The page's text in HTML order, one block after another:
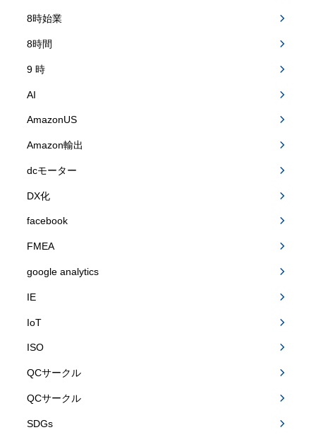
8時始業
8時間
9 時
AI
AmazonUS
Amazon輸出
dcモーター
DX化
facebook
FMEA
google analytics
IE
IoT
ISO
QCサークル
QCサークル
SDGs